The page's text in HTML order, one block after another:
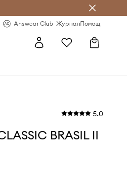
Answear Club ЖурналПомощ
5.0
BRASIL II